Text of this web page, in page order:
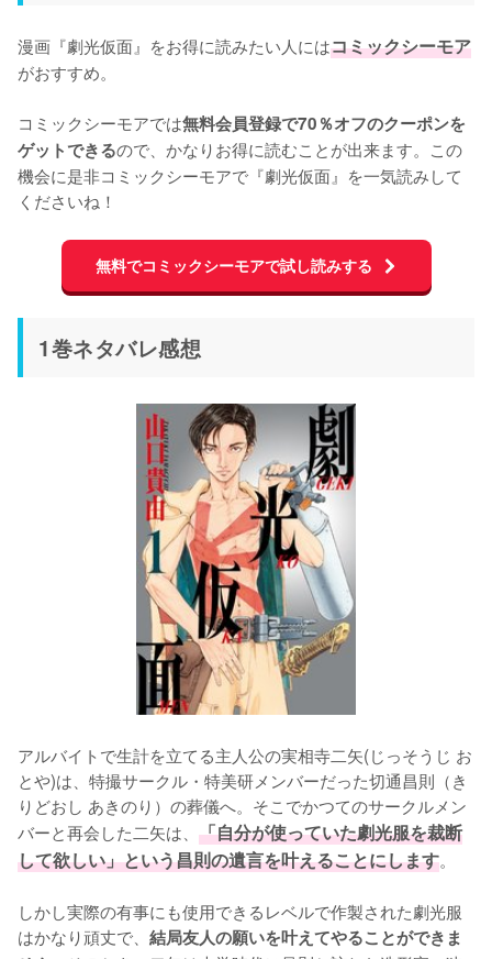
漫画『劇光仮面』をお得に読みたい人にはコミックシーモア
がおすすめ。
コミックシーモアでは無料会員登録で70％オフのクーポンを
ゲットできるので、かなりお得に読むことが出来ます。この
機会に是非コミックシーモアで『劇光仮面』を一気読みして
くださいね！
無料でコミックシーモアで試し読みする
1巻ネタバレ感想
アルバイトで生計を立てる主人公の実相寺二矢(じっそうじ お
とや)は、特撮サークル・特美研メンバーだった切通昌則（き
りどおし あきのり）の葬儀へ。そこでかつてのサークルメン
バーと再会した二矢は、 「自分が使っていた劇光服を裁断
して欲しい」という昌則の遺言を叶えることにします。
しかし実際の有事にも使用できるレベルで作製された劇光服
はかなり頑丈で、 結局友人の願いを叶えてやることができま